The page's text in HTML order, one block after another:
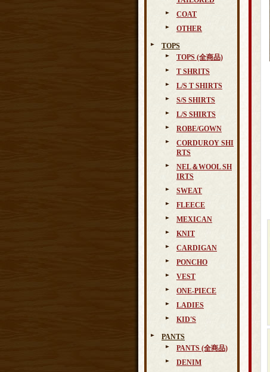
COAT
OTHER
TOPS
TOPS (全商品)
T SHRITS
L/S T SHIRTS
S/S SHIRTS
L/S SHIRTS
ROBE/GOWN
CORDUROY SHI
RTS
NEL＆WOOL SH
IRTS
SWEAT
FLEECE
MEXICAN
KNIT
CARDIGAN
PONCHO
VEST
ONE-PIECE
LADIES
KID'S
PANTS
PANTS (全商品)
DENIM